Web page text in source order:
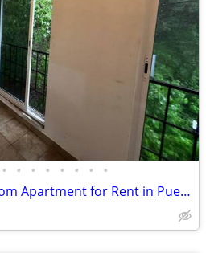
• • • • • • • •
Fully Equipped 1-Bedroom Apartment for Rent in Puerto Vallarta